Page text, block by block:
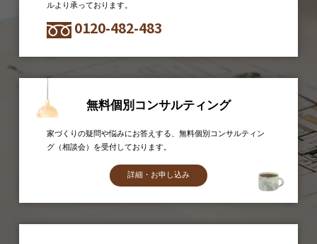
ルより承っております。
0120-482-483
無料個別コンサルティング
家づくりの疑問や悩みにお答えする、無料個別コンサルティン
グ（相談会）を受付しております。
詳細・お申し込み